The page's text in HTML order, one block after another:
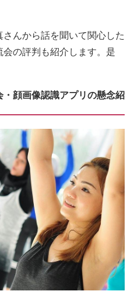
んから話を聞いて関心した
の評判も紹介します。是
顔画像認識アプリの懸念紹